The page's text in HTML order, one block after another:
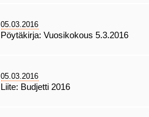
05.03.2016
Pöytäkirja: Vuosikokous 5.3.2016
05.03.2016
Liite: Budjetti 2016